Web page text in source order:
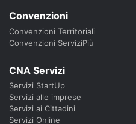
Convenzioni
Convenzioni Territoriali
Convenzioni ServiziPiù
CNA Servizi
Servizi StartUp
Servizi alle imprese
Servizi ai Cittadini
Servizi Online